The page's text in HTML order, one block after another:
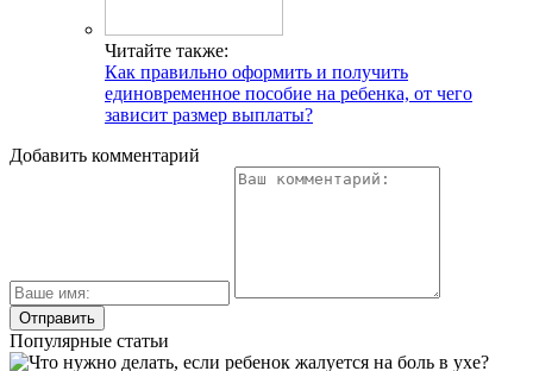
Читайте также:
Как правильно оформить и получить
единовременное пособие на ребенка, от чего
зависит размер выплаты?
Добавить комментарий
Популярные статьи